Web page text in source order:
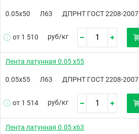
0.05х50 Л63 ДПРНТ ГОСТ 2208-2007
от 1 510 руб/кг
Лента латунная 0.05 х55
0.05х55 Л63 ДПРНТ ГОСТ 2208-2007
от 1 514 руб/кг
Лента латунная 0.05 х63